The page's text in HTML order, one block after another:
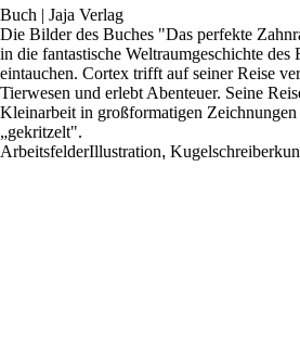
Buch | Jaja Verlag
Die Bilder des Buches "Das perfekte
in die fantastische Weltraumgeschichte des
eintauchen. Cortex trifft auf seiner Reise
Tierwesen und erlebt Abenteuer. Seine
Kleinarbeit in großformatigen
„gekritzelt".
ArbeitsfelderIllustration,